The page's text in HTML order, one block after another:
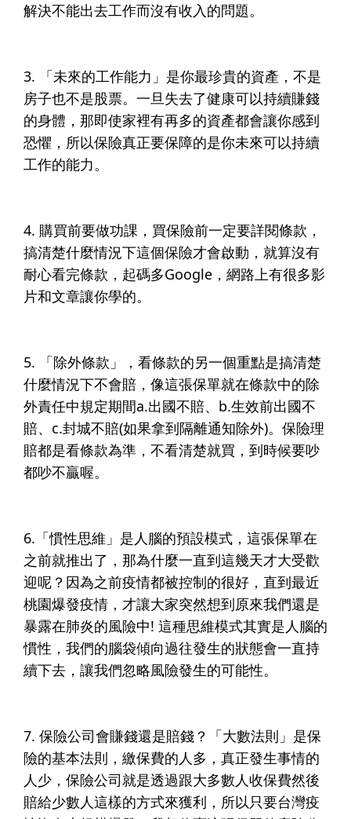
解決不能出去工作而沒有收入的問題。​
3. 「未來的工作能力」是你最珍貴的資產 ，不是
房子也不是股票。一旦失去了健康可以持續賺錢
的身體，那即使家裡有再多的資產都會讓你感到
恐懼，所以保險真正要保障的是你未來可以持續
工作的能力。​
4. 購買前要做功課，買保險前一定要詳閱條款 ，
搞清楚什麼情況下這個保險才會啟動，就算沒有
耐心看完條款，起碼多Google，網路上有很多影
片和文章讓你學的。​
5.
「除外條款」，看條款的另一個重點是搞清楚
什麼情況下不會賠 ，像這張保單就在條款中的除
外責任中規定期間a.出國不賠、b.生效前出國不
賠、c.封城不賠(如果拿到隔離通知除外)。保險理
賠都是看條款為準，不看清楚就買，到時候要吵
都吵不贏喔。​
6. 「慣性思維」是人腦的預設模式 ，這張保單在
之前就推出了，那為什麼一直到這幾天才大受歡
迎呢？因為之前疫情都被控制的很好，直到最近
桃園爆發疫情，才讓大家突然想到原來我們還是
暴露在肺炎的風險中! 這種思維模式其實是人腦的
慣性，我們的腦袋傾向過往發生的狀態會一直持
續下去，讓我們忽略風險發生的可能性。​
7. 保險公司會賺錢還是賠錢？
「大數法則」是保
險的基本法則 ，繳保費的人多，真正發生事情的
人少，保險公司就是透過跟大多數人收保費然後
賠給少數人這樣的方式來獲利，所以只要台灣疫